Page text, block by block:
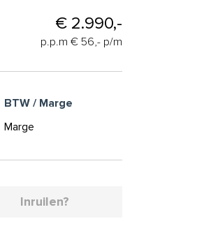
€ 2.990,-
p.p.m € 56,- p/m
BTW / Marge
Marge
Inruilen?